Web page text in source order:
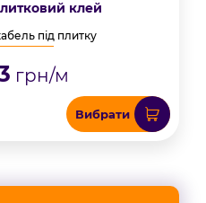
клей
під плитку
грн/м
Вибрати